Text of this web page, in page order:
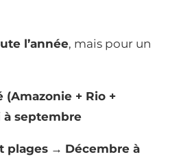
l’année, mais pour un
(Amazonie + Rio +
à septembre
plages → Décembre à